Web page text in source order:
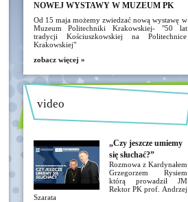
NOWEJ WYSTAWY W MUZEUM PK
Od 15 maja możemy zwiedzać nową wystawę w
Muzeum Politechniki Krakowskiej- "50 lat
tradycji Kościuszkowskiej na Politechnice
Krakowskiej"
zobacz więcej »
video
„Czy jeszcze umiemy
się słuchać?”
Rozmowa z Kardynałem
Grzegorzem Rysiem
którą prowadził JM
Rektor PK prof. Andrzej
Szarata